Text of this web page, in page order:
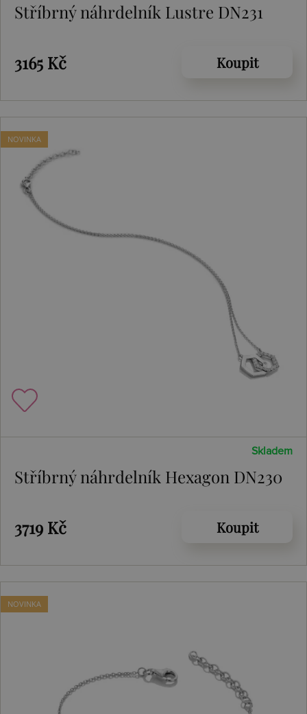
Stříbrný náhrdelník Lustre DN231
3165 Kč Koupit
NOVINKA
Skladem
Stříbrný náhrdelník Hexagon DN230
3719 Kč Koupit
NOVINKA